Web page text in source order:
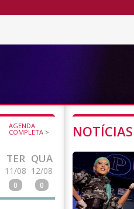
AGENDA
COMPLETA >
TER
11/08
0
QUA
12/08
0